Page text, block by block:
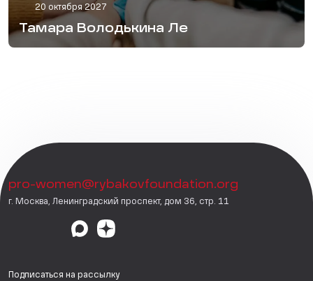
20 октября 2027
Тамара Володькина Ле
pro-women@rybakovfoundation.org
г. Москва, Ленинградский проспект, дом 36, стр. 11
Подписаться на рассылку